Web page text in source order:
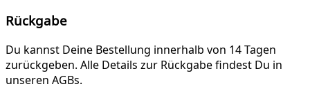
Rückgabe
Du kannst Deine Bestellung innerhalb von 14 Tagen
zurückgeben. Alle Details zur Rückgabe findest Du in
unseren AGBs.